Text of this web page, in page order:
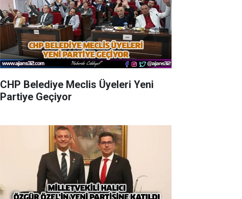
CHP Belediye Meclis Üyeleri Yeni
Partiye Geçiyor